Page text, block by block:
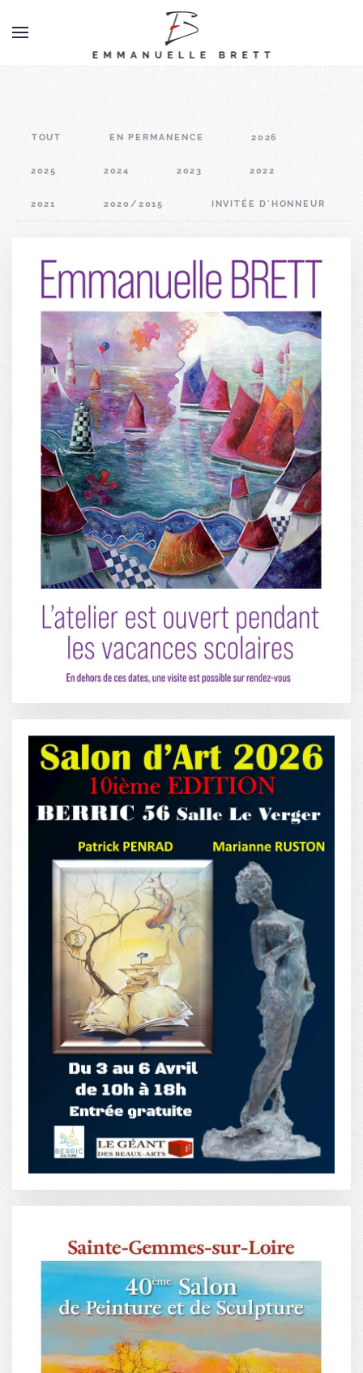
TTOUT EEN PERMANENCE 22026
22025 22024 22023 22022
22021 02020/2015 0INVITÉE D'HONNEUR